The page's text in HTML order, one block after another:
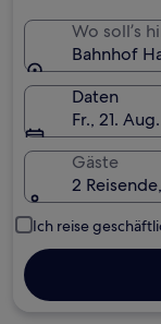
Wo soll’s
Bahnhof
Daten
Fr., 21.
Gäste
2
Ich reise